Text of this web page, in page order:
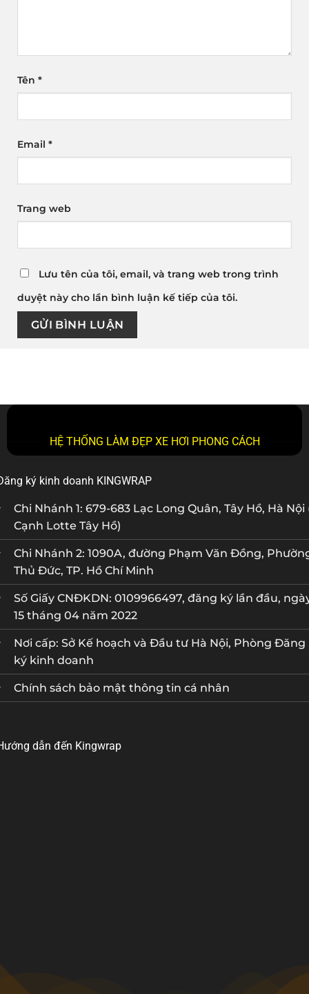
Tên *
Email *
Trang web
Lưu tên của tôi, email, và trang web trong trình
duyệt này cho lần bình luận kế tiếp của tôi.
HỆ THỐNG LÀM ĐẸP XE HƠI PHONG CÁCH
ký kinh doanh KINGWRAP
Chi Nhánh 1: 679-683 Lạc Long Quân, Tây Hồ, Hà Nội
Cạnh Lotte Tây Hồ)
Chi Nhánh 2: 1090A, đường Phạm Văn Đồng,
Thủ Đức, TP. Hồ Chí Minh
Số Giấy CNĐKDN: 0109966497, đăng ký lần đầu,
15 tháng 04 năm 2022
Nơi cấp: Sở Kế hoạch và Đầu tư Hà Nội, Phòng Đăng
ký kinh doanh
Chính sách bảo mật thông tin cá nhân
dẫn đến Kingwrap